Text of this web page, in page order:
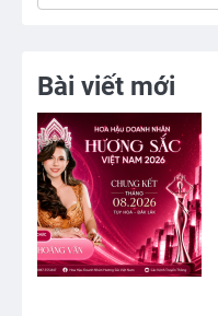
Bài viết mới